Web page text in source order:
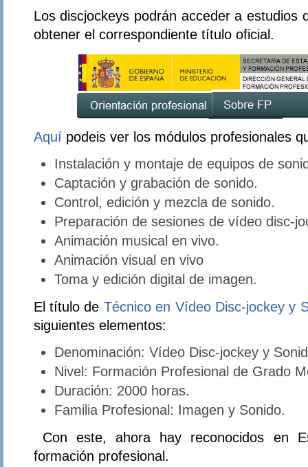
Los discjockeys podrán acceder a estudios
obtener el correspondiente título oficial.
Aquí podeis ver los módulos profesionales
Instalación y montaje de equipos de
Captación y grabación de sonido.
Control, edición y mezcla de sonido.
Preparación de sesiones de vídeo disc-
Animación musical en vivo.
Animación visual en vivo
Toma y edición digital de imagen.
El título de Técnico en Vídeo Disc-jockey y
siguientes elementos:
Denominación: Vídeo Disc-jockey y
Nivel: Formación Profesional de Grado
Duración: 2000 horas.
Familia Profesional: Imagen y Sonido.
Con este, ahora hay reconocidos en
formación profesional.